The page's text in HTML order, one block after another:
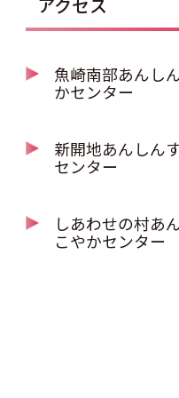
魚崎南部あんし
かセンター
新開地あんしん
センター
しあわせの村あ
こやかセンター